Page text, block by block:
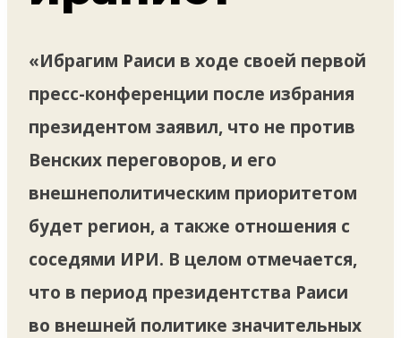
«Ибрагим Раиси в ходе своей первой
пресс-конференции после избрания
президентом заявил, что не против
Венских переговоров, и его
внешнеполитическим приоритетом
будет регион, а также отношения с
соседями ИРИ. В целом отмечается,
что в период президентства Раиси
во внешней политике значительных